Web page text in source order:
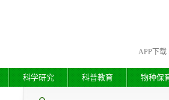
APP下载
科学研究 科普教育 物种保